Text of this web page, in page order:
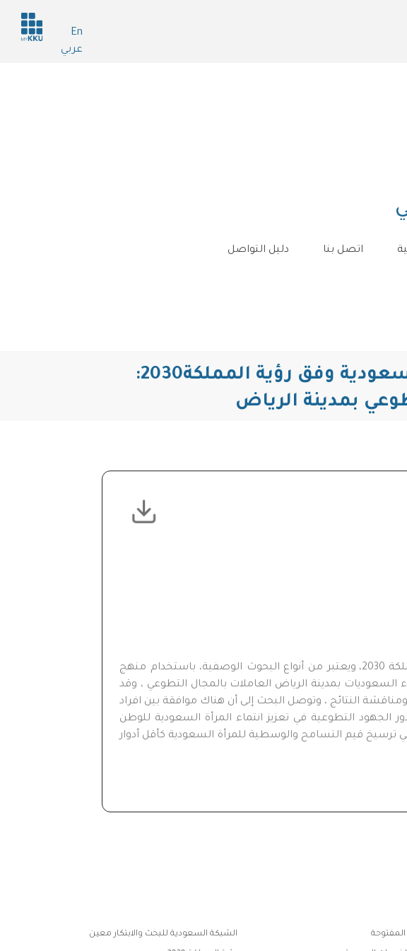
En
عربي
Header
services
اتصل بنا دليل التواصل
دور الجهود التطوعية في تعزيز شخصية المرأة السعودية وفق رؤية المملكة2030:
بمدينة الرياض
هدف هذا البحث إلى التعرف على دور الجهود التطوعية في تعزيز شخصية المرأة السعودية وفق رؤية المملكة 2030، ويعتبر من أنواع البحوث الوصفية، باستخدام منهج
السعوديات بمدينة الرياض العاملات بالمجال التطوعي ، وقد
تفسير ومناقشة النتائج ، وتوصل البحث إلى أن هناك موافقة بين افراد
في تعزيز شخصية المرأة السعودية وفقاً لرؤية المملكة2030، حيث يأتي دور الجهود التطوعية في تعزيز انتماء المرأة السعودية للوطن
ترسيخ قيم التسامح والوسطية للمرأة السعودية كأقل أدوار
المفتوحة الشبكة السعودية للبحث والابتكار معين